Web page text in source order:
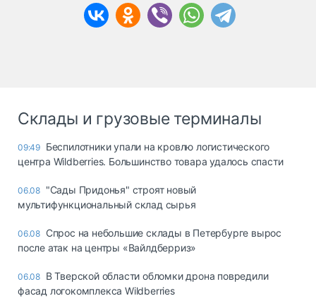
Склады и грузовые терминалы
09:49 Беспилотники упали на кровлю логистического
центра Wildberries. Большинство товара удалось спасти
06.08 "Сады Придонья" строят новый
мультифункциональный склад сырья
06.08 Спрос на небольшие склады в Петербурге вырос
после атак на центры «Вайлдберриз»
06.08 В Тверской области обломки дрона повредили
фасад логокомплекса Wildberries